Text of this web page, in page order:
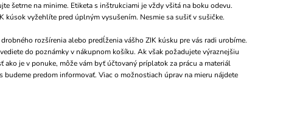
šetrne na minime. Etiketa s inštrukciami je vždy všitá na boku odevu.
kúsok vyžehlíte pred úplným vysušením. Nesmie sa sušiť v sušičke.
rozšírenia alebo predĺženia vášho ZIK kúsku pre vás radi urobíme.
do poznámky v nákupnom košíku. Ak však požadujete výraznejšiu
ako je v ponuke, môže vám byť účtovaný príplatok za prácu a materiál
budeme predom informovať. Viac o možnostiach úprav na mieru nájdete